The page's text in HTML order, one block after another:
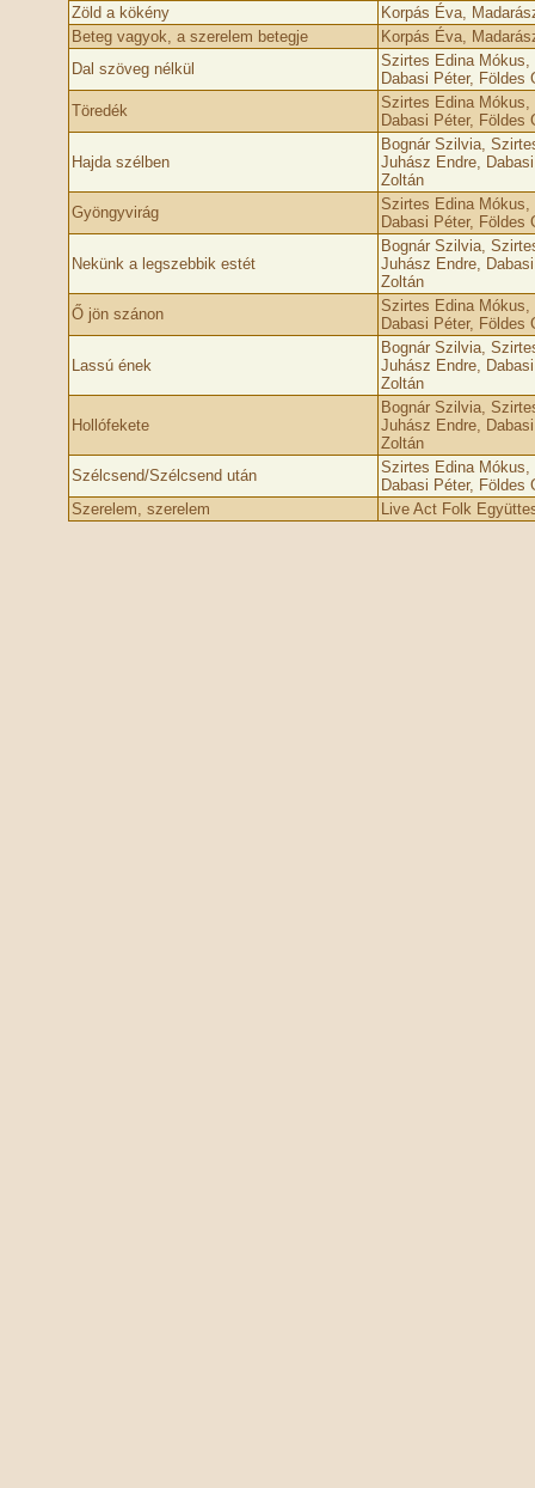
Zöld a kökény
Korpás Éva,
Beteg vagyok, a szerelem betegje
Korpás Éva,
Dal szöveg nélkül
Szirtes Edina
Dabasi Péter, Földes
Töredék
Szirtes Edina
Dabasi Péter, Földes
Hajda szélben
Bognár Szilvia,
Juhász Endre,
Zoltán
Gyöngyvirág
Szirtes Edina
Dabasi Péter, Földes
Nekünk a legszebbik estét
Bognár Szilvia,
Juhász Endre,
Zoltán
Ő jön szánon
Szirtes Edina
Dabasi Péter, Földes
Lassú ének
Bognár Szilvia,
Juhász Endre,
Zoltán
Hollófekete
Bognár Szilvia,
Juhász Endre,
Zoltán
Szélcsend/Szélcsend után
Szirtes Edina
Dabasi Péter, Földes
Szerelem, szerelem
Live Act Folk